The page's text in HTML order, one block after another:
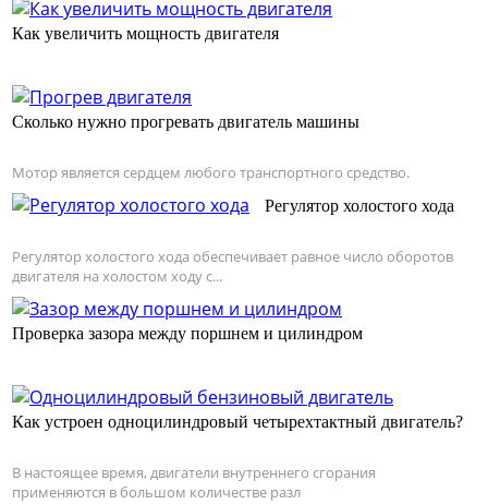
Как увеличить мощность двигателя
Cколько нужно прогревать двигатель машины
Мотор является сердцем любого транспортного средство.
Регулятор холостого хода
Регулятор холостого хода обеспечивает равное число оборотов
двигателя на холостом ходу с...
Проверка зазора между поршнем и цилиндром
Как устроен одноцилиндровый четырехтактный двигатель?
В настоящее время, двигатели внутреннего сгорания
применяются в большом количестве разл